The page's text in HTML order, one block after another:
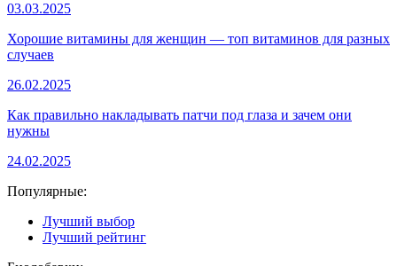
03.03.2025
Хорошие витамины для женщин — топ витаминов для разных
случаев
26.02.2025
Как правильно накладывать патчи под глаза и зачем они
нужны
24.02.2025
Популярные:
Лучший выбор
Лучший рейтинг